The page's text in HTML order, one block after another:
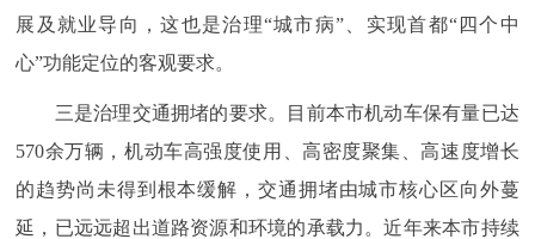
展及就业导向，这也是治理“城市病”、实现首都“四个中
心”功能定位的客观要求。
三是治理交通拥堵的要求。目前本市机动车保有量已达
570余万辆，机动车高强度使用、高密度聚集、高速度增长
的趋势尚未得到根本缓解，交通拥堵由城市核心区向外蔓
延，已远远超出道路资源和环境的承载力。近年来本市持续